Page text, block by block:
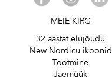
MEIE KIRG
32 aastat elujõudu
New Nordicu ikoonid
Tootmine
Jaemüük